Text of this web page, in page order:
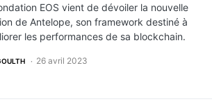
EOS vient de dévoiler la nouvelle
de Antelope, son framework destiné à
les performances de sa blockchain.
26 avril 2023